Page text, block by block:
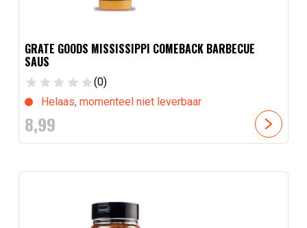
GRATE GOODS MISSISSIPPI COMEBACK BARBECUE
SAUS
(0)
Helaas, momenteel niet leverbaar
8,99